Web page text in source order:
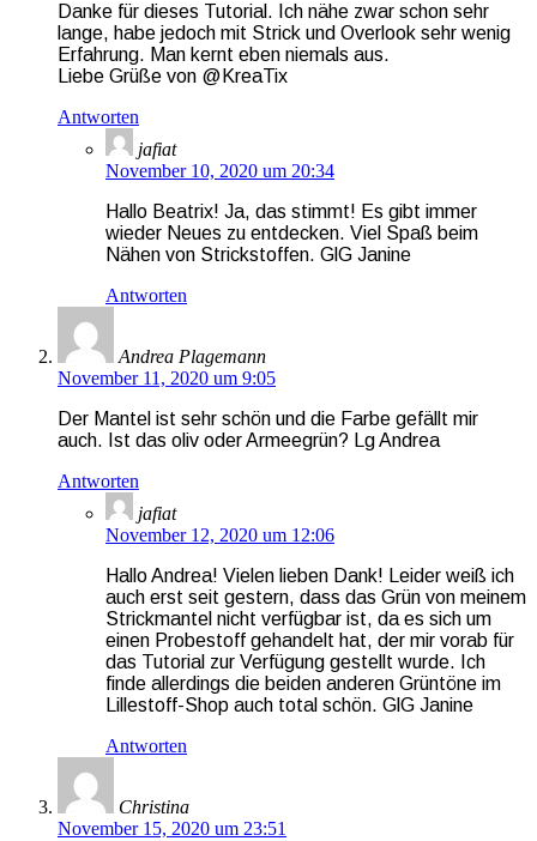
Danke für dieses Tutorial. Ich nähe zwar schon sehr
lange, habe jedoch mit Strick und Overlook sehr wenig
Erfahrung. Man kernt eben niemals aus.
Liebe Grüße von @KreaTix
Antworten
jafiat
November 10, 2020 um 20:34
Hallo Beatrix! Ja, das stimmt! Es gibt immer
wieder Neues zu entdecken. Viel Spaß beim
Nähen von Strickstoffen. GlG Janine
Antworten
Andrea Plagemann
November 11, 2020 um 9:05
Der Mantel ist sehr schön und die Farbe gefällt mir
auch. Ist das oliv oder Armeegrün? Lg Andrea
Antworten
jafiat
November 12, 2020 um 12:06
Hallo Andrea! Vielen lieben Dank! Leider weiß ich
auch erst seit gestern, dass das Grün von meinem
Strickmantel nicht verfügbar ist, da es sich um
einen Probestoff gehandelt hat, der mir vorab für
das Tutorial zur Verfügung gestellt wurde. Ich
finde allerdings die beiden anderen Grüntöne im
Lillestoff-Shop auch total schön. GlG Janine
Antworten
Christina
November 15, 2020 um 23:51